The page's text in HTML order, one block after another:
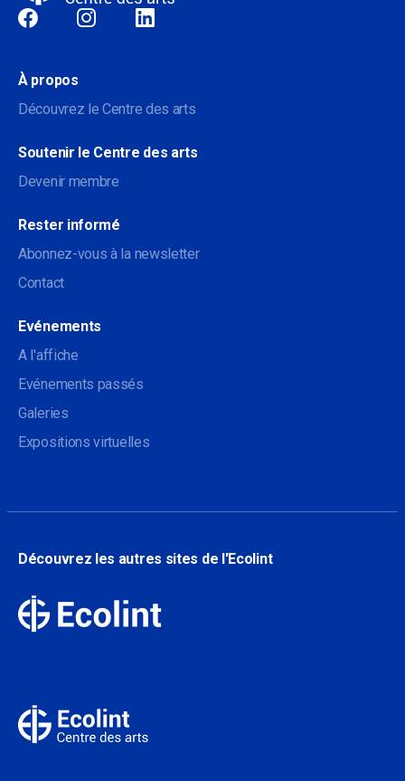
Sociale
À propos
Découvrez le Centre des arts
Soutenir le Centre des arts
Devenir membre
Rester informé
Abonnez-vous à la newsletter
Contact
Evénements
A l'affiche
Evénements passés
Galeries
Expositions virtuelles
Découvrez les autres sites de l'Ecolint